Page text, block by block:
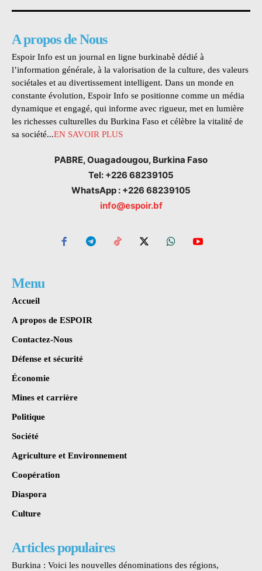
A propos de Nous
Espoir Info est un journal en ligne burkinabè dédié à
l’information générale, à la valorisation de la culture, des valeurs
sociétales et au divertissement intelligent. Dans un monde en
constante évolution, Espoir Info se positionne comme un média
dynamique et engagé, qui informe avec rigueur, met en lumière
les richesses culturelles du Burkina Faso et célèbre la vitalité de
sa société...EN SAVOIR PLUS
PABRE, Ouagadougou, Burkina Faso
Tel: +226 68239105
WhatsApp : +226 68239105
info@espoir.bf
Menu
Accueil
A propos de ESPOIR
Contactez-Nous
Défense et sécurité
Économie
Mines et carrière
Politique
Société
Agriculture et Environnement
Coopération
Diaspora
Culture
Articles populaires
Burkina : Voici les nouvelles dénominations des régions,